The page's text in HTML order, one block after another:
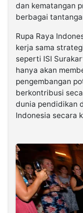
dan kematangan
berbagai
Rupa Raya
kerja sama
seperti ISI
hanya akan
pengembangan
berkontribusi
dunia pendidikan
Indonesia secara